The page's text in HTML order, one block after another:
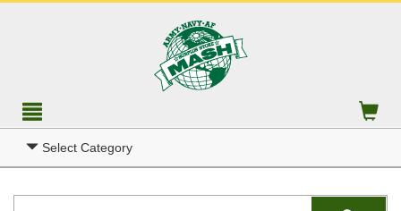
Select Category